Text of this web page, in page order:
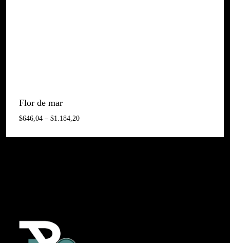
Flor de mar
$646,04 – $1.184,20Interval
Preus: